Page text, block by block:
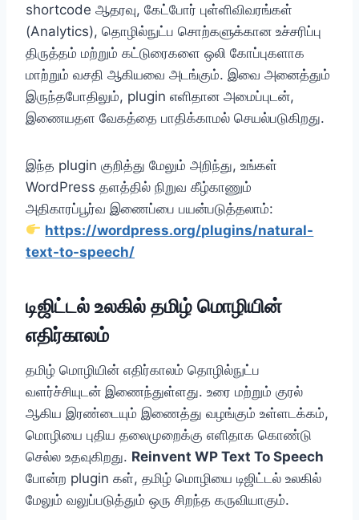
shortcode ஆதரவு, கேட்போர் புள்ளிவிவரங்கள்
(Analytics), தொழில்நுட்ப சொற்களுக்கான உச்சரிப்பு
திருத்தம் மற்றும் கட்டுரைகளை ஒலி கோப்புகளாக
மாற்றும் வசதி ஆகியவை அடங்கும். இவை அனைத்தும்
இருந்தபோதிலும், plugin எளிதான அமைப்புடன்,
இணையதள வேகத்தை பாதிக்காமல் செயல்படுகிறது.
இந்த plugin குறித்து மேலும் அறிந்து, உங்கள்
WordPress தளத்தில் நிறுவ கீழ்காணும்
அதிகாரப்பூர்வ இணைப்பை பயன்படுத்தலாம்:
https://wordpress.org/plugins/natural-
text-to-speech/
டிஜிட்டல் உலகில் தமிழ் மொழியின்
எதிர்காலம்
தமிழ் மொழியின் எதிர்காலம் தொழில்நுட்ப
வளர்ச்சியுடன் இணைந்துள்ளது. உரை மற்றும் குரல்
ஆகிய இரண்டையும் இணைத்து வழங்கும் உள்ளடக்கம்,
மொழியை புதிய தலைமுறைக்கு எளிதாக கொண்டு
செல்ல உதவுகிறது. Reinvent WP Text To Speech
போன்ற plugin கள், தமிழ் மொழியை டிஜிட்டல் உலகில்
மேலும் வலுப்படுத்தும் ஒரு சிறந்த கருவியாகும்.